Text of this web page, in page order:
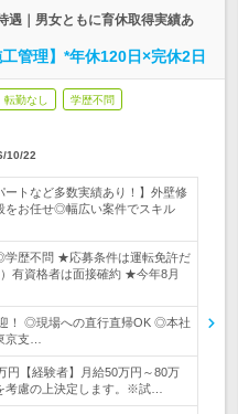
遇｜男女ともに育休取得実績あ
管理】*年休120日×完休2日
転勤なし 学歴不問
10/22
ートなど多数実績あり！】外壁修
をお任せ◎幅広い案件でスキル
学歴不問 ★応募条件は運転免許だ
有資格者は面接確約 ★今年8月
！ ◎現場への直行直帰OK ◎本社
京支…
円【経験者】月給50万円～80万
考慮の上決定します。※試…